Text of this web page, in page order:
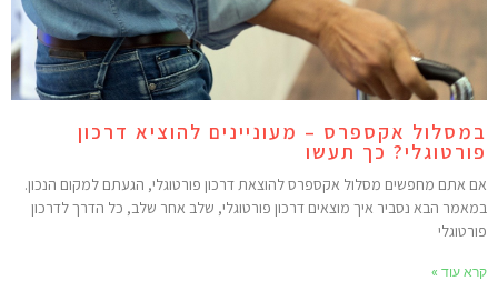
אקספרס – מעוניינים להוציא דרכון
כך תעשו
אתם מחפשים מסלול אקספרס להוצאת דרכון פורטוגלי, הגעתם למקום הנכון.
הבא נסביר איך מוצאים דרכון פורטוגלי, שלב אחר שלב, כל הדרך לדרכון
עוד »